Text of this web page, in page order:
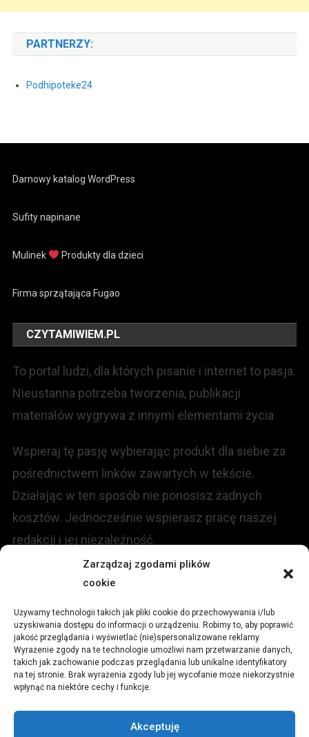
Zarządzaj zgodami plików
cookie
Używamy technologii takich jak pliki cookie do przechowywania i/lub
uzyskiwania dostępu do informacji o urządzeniu. Robimy to, aby poprawić
jakość przeglądania i wyświetlać (nie)spersonalizowane reklamy.
Wyrażenie zgody na te technologie umożliwi nam przetwarzanie danych,
takich jak zachowanie podczas przeglądania lub unikalne identyfikatory
na tej stronie. Brak wyrażenia zgody lub jej wycofanie może niekorzystnie
wpłynąć na niektóre cechy i funkcje.
Akceptuję
PARTNERZY:
Podhipoteke24
Darnowy katalog WordPress
Sufity napinane
Mulinek Produkty dla dzieci
Firma sprzątająca Fugao
CZYTAMIWIEM.PL
To portal ludzi, dla których pisanie i internet to pasja.
Nieustanna potrzeba tworzenia, publikacji
materiałów wygrywa z innymi elementami życia
Wspieraj tę pasję wybierając produkt dla siebie za
pośrednictwem linków zawartych w tekście.
Działając w ten sposób nie ponosisz żadnych
kosztów. Jednocześnie wspierasz pracę naszej
redakcji i jej niezależność.
Redakcja portalu:
ul.Stara 13, 42-600 Tarnowskie Góry
TEL:+48 509 547 822
redakcja@czytamiwiem.pl